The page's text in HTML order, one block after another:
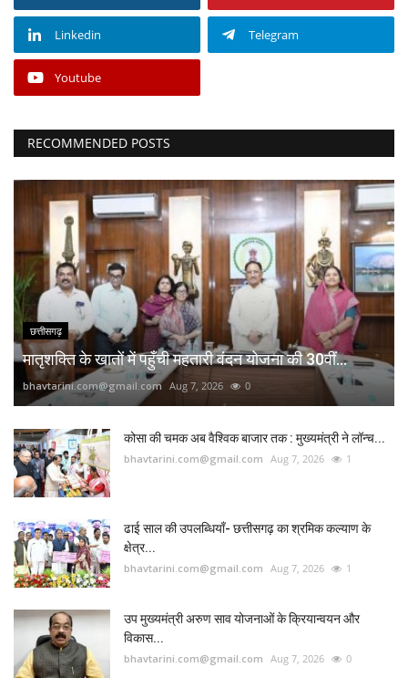
Linkedin Telegram
Youtube
RECOMMENDED POSTS
छत्तीसगढ़
मातृशक्ति के खातों में पहुँची महतारी वंदन योजना की 30वीं...
bhavtarini.com@gmail.com Aug 7, 2026 0
कोसा की चमक अब वैश्विक बाजार तक : मुख्यमंत्री ने लॉन्च...
bhavtarini.com@gmail.com Aug 7, 2026 1
ढाई साल की उपलब्धियाँ- छत्तीसगढ़ का श्रमिक कल्याण के
क्षेत्र...
bhavtarini.com@gmail.com Aug 7, 2026 1
उप मुख्यमंत्री अरुण साव योजनाओं के क्रियान्वयन और
विकास...
bhavtarini.com@gmail.com Aug 7, 2026 0